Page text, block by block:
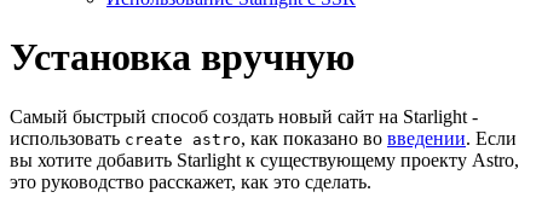
Установка вручную
Самый быстрый способ создать новый сайт на Starlight -
использовать create astro, как показано во введении. Если
вы хотите добавить Starlight к существующему проекту Astro,
это руководство расскажет, как это сделать.